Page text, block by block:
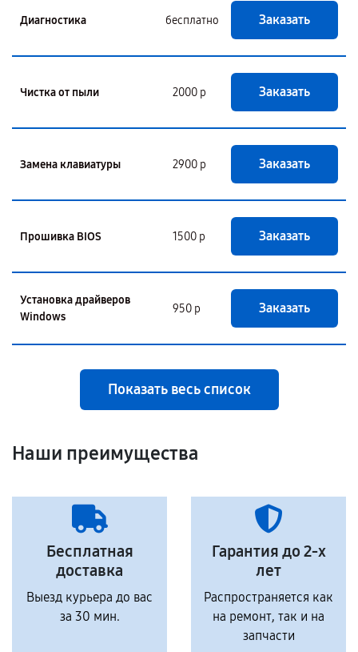
Диагностика бесплатно Заказать
Чистка от пыли 2000 р Заказать
Замена клавиатуры 2900 р Заказать
Прошивка BIOS 1500 р Заказать
Установка драйверов
Windows
950 р Заказать
Показать весь список
Наши преимущества
Бесплатная
доставка
Выезд курьера до вас
за 30 мин.
Гарантия до 2-х
лет
Распространяется как
на ремонт, так и на
запчасти